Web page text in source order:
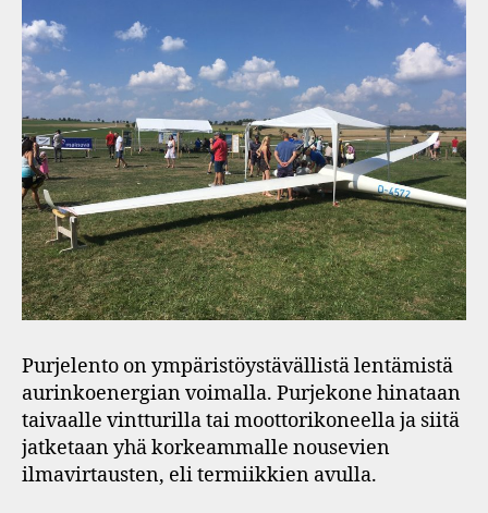
Purjelento on ympäristöystävällistä lentämistä
aurinkoenergian voimalla. Purjekone hinataan
taivaalle vintturilla tai moottorikoneella ja siitä
jatketaan yhä korkeammalle nousevien
ilmavirtausten, eli termiikkien avulla.